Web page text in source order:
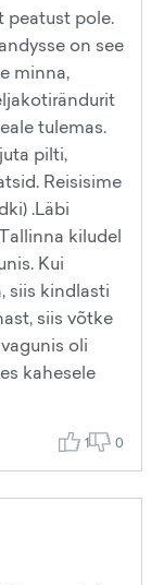
peatust pole.
on see
minna,
tulemas.
pilti,
Reisisime
.Läbi
kiludel
Kui
siis kindlasti
siis võtke
oli
kahesele
1 0